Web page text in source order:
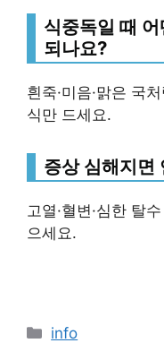
식중독일 때
되나요?
흰죽·미음·맑은 국
식만 드세요.
증상 심해지면
고열·혈변·심한 탈
으세요.
Categories
info